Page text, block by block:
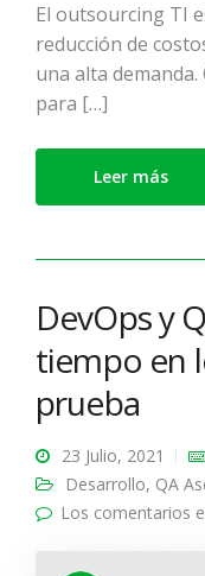
El outsourcing TI
reducción de
una alta
para […]
Leer más
DevOps y
tiempo en
prueba
23 Julio, 2021
Desarrollo, QA
Los comentarios